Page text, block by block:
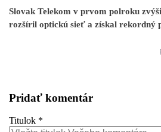
Slovak Telekom v prvom polroku
rozšíril optickú sieť a získal rekordný
Pridať komentár
Titulok *